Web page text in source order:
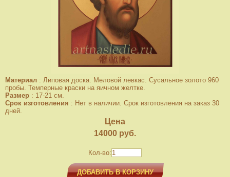
Материал : Липовая доска. Меловой левкас. Сусальное золото 960
пробы. Темперные краски на яичном желтке.
Размер : 17-21 см.
Срок изготовления : Нет в наличии. Срок изготовления на заказ 30
дней.
Цена
14000 руб.
Кол-во:
ДОБАВИТЬ В КОРЗИНУ